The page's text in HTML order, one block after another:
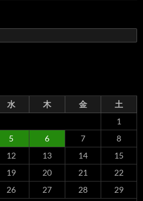
水 木 金
土
1
5 6 7
8
12 13 14
15
19 20 21
22
26 27 28
29